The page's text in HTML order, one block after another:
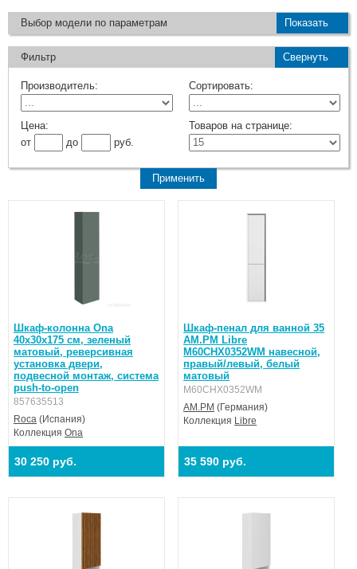
Выбор модели по параметрам Показать
Фильтр Свернуть
Производитель: Сортировать:
Цена:
от
до руб.
Товаров на странице:
Шкаф-колонна Ona
40х30х175 см, зеленый
матовый, реверсивная
установка двери,
подвесной монтаж, система
push-to-open
857635513
Roca (Испания)
Коллекция Ona
30 250 руб.
Шкаф-пенал для ванной 35
AM.PM Libre
M60CHX0352WM навесной,
правый/левый, белый
матовый
M60CHX0352WM
AM.PM (Германия)
Коллекция Libre
35 590 руб.